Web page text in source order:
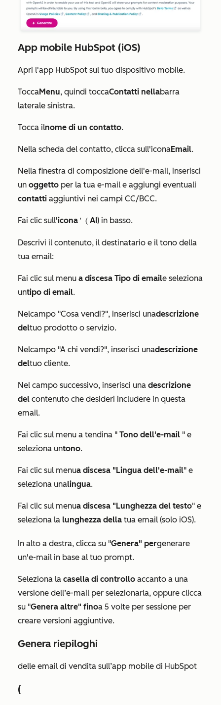
App mobile HubSpot (iOS)
Apri l'app HubSpot sul tuo dispositivo mobile.
ToccaMenu, quindi toccaContatti nellabarra
laterale sinistra.
Tocca ilnome di un contatto.
Nella scheda del contatto, clicca sull'iconaEmail.
Nella finestra di composizione dell'e-mail, inserisci
un oggetto per la tua e-mail e aggiungi eventuali
contatti aggiuntivi nei campi CC/BCC.
Fai clic sull'icona dell'intelligenza artificiale ( AI) in basso.
Descrivi il contenuto, il destinatario e il tono della
tua email:
Fai clic sul menu a discesa Tipo di emaile seleziona
untipo di email.
Nelcampo "Cosa vendi?", inserisci unadescrizione
deltuo prodotto o servizio.
Nelcampo "A chi vendi?", inserisci unadescrizione
deltuo cliente.
Nel campo successivo, inserisci una descrizione
del contenuto che desideri includere in questa
email.
Fai clic sul menu a tendina " Tono dell'e-mail " e
seleziona untono.
Fai clic sul menua discesa "Lingua dell'e-mail" e
seleziona unalingua.
Fai clic sul menua discesa "Lunghezza del testo" e
seleziona la lunghezza della tua email (solo iOS).
In alto a destra, clicca su "Genera" pergenerare
un'e-mail in base al tuo prompt.
Seleziona la casella di controllo accanto a una
versione dell’e-mail per selezionarla, oppure clicca
su "Genera altre" finoa 5 volte per sessione per
creare versioni aggiuntive.
Genera riepiloghi
delle email di vendita sull’app mobile di HubSpot
(